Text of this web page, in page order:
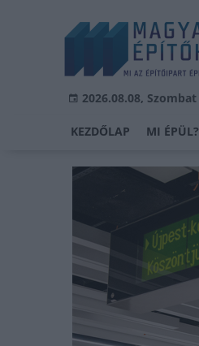
2026.08.08, Szombat
KEZDŐLAP MI ÉPÜL?